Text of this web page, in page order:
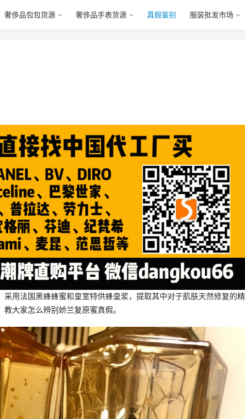
奢侈品包包货源 奢侈品手表货源 真假鉴别 服装批发市场
采用法国黑蜂蜂蜜和皇室特供蜂皇浆，提取其中对于肌肤天然修复的精
大家怎么辨别娇兰复原蜜真假。